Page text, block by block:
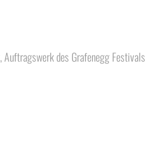
Auftragswerk des Grafenegg Festivals